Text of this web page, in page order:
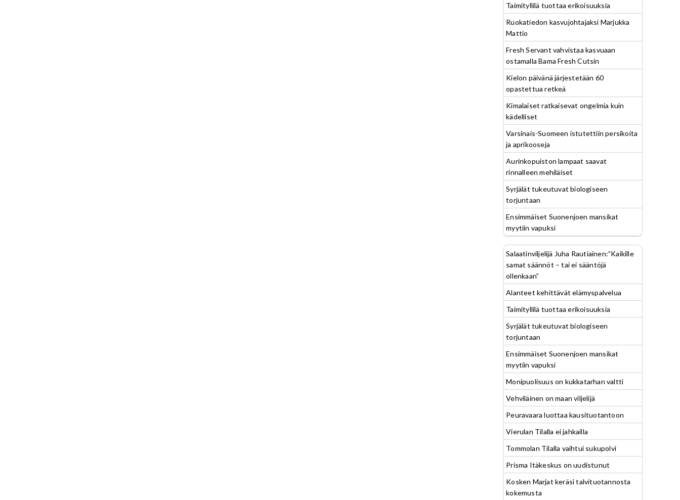
Taimityllilä tuottaa erikoisuuksia
Ruokatiedon kasvujohtajaksi Marjukka
Mattio
Fresh Servant vahvistaa kasvuaan
ostamalla Bama Fresh Cutsin
Kielon päivänä järjestetään 60
opastettua retkeä
Kimalaiset ratkaisevat ongelmia kuin
kädelliset
Varsinais-Suomeen istutettiin persikoita
ja aprikooseja
Aurinkopuiston lampaat saavat
rinnalleen mehiläiset
Syrjälät tukeutuvat biologiseen
torjuntaan
Ensimmäiset Suonenjoen mansikat
myytiin vapuksi
Salaatinviljelijä Juha Rautiainen:”Kaikille
samat säännöt – tai ei sääntöjä
ollenkaan”
Alanteet kehittävät elämyspalvelua
Taimityllilä tuottaa erikoisuuksia
Syrjälät tukeutuvat biologiseen
torjuntaan
Ensimmäiset Suonenjoen mansikat
myytiin vapuksi
Monipuolisuus on kukkatarhan valtti
Vehviläinen on maan viljelijä
Peuravaara luottaa kausituotantoon
Vierulan Tilalla ei jahkailla
Tommolan Tilalla vaihtui sukupolvi
Prisma Itäkeskus on uudistunut
Kosken Marjat keräsi talvituotannosta
kokemusta